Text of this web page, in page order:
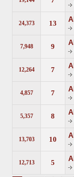
13
24,373
9
7,948
7
12,264
7
4,857
8
5,357
10
13,703
5
12,713